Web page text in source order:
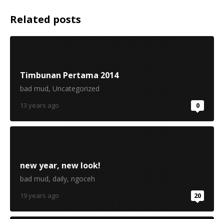
Related posts
Timbunan Pertama 2014
bad mud, Uncategorized
13 years ago 0
new year, new look!
bad mud, daily, ngoceh
19 years ago 20